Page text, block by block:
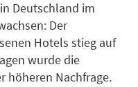
Deutschland im
Der
Hotels stieg auf
wurde die
höheren Nachfrage.